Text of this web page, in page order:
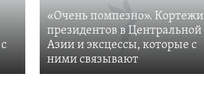
«Очень помпезно». Кортежи
президентов в Центральной
Азии и эксцессы, которые с
ними связывают